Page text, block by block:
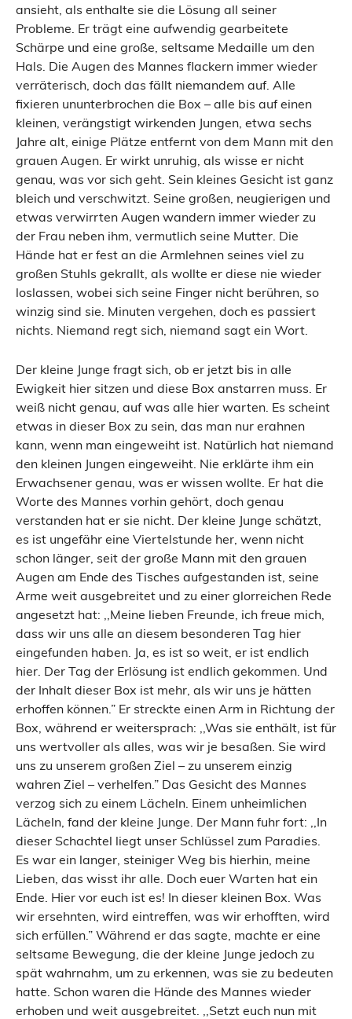
ansieht, als enthalte sie die Lösung all seiner
Probleme. Er trägt eine aufwendig gearbeitete
Schärpe und eine große, seltsame Medaille um den
Hals. Die Augen des Mannes flackern immer wieder
verräterisch, doch das fällt niemandem auf. Alle
fixieren ununterbrochen die Box – alle bis auf einen
kleinen, verängstigt wirkenden Jungen, etwa sechs
Jahre alt, einige Plätze entfernt von dem Mann mit den
grauen Augen. Er wirkt unruhig, als wisse er nicht
genau, was vor sich geht. Sein kleines Gesicht ist ganz
bleich und verschwitzt. Seine großen, neugierigen und
etwas verwirrten Augen wandern immer wieder zu
der Frau neben ihm, vermutlich seine Mutter. Die
Hände hat er fest an die Armlehnen seines viel zu
großen Stuhls gekrallt, als wollte er diese nie wieder
loslassen, wobei sich seine Finger nicht berühren, so
winzig sind sie. Minuten vergehen, doch es passiert
nichts. Niemand regt sich, niemand sagt ein Wort.
Der kleine Junge fragt sich, ob er jetzt bis in alle
Ewigkeit hier sitzen und diese Box anstarren muss. Er
weiß nicht genau, auf was alle hier warten. Es scheint
etwas in dieser Box zu sein, das man nur erahnen
kann, wenn man eingeweiht ist. Natürlich hat niemand
den kleinen Jungen eingeweiht. Nie erklärte ihm ein
Erwachsener genau, was er wissen wollte. Er hat die
Worte des Mannes vorhin gehört, doch genau
verstanden hat er sie nicht. Der kleine Junge schätzt,
es ist ungefähr eine Viertelstunde her, wenn nicht
schon länger, seit der große Mann mit den grauen
Augen am Ende des Tisches aufgestanden ist, seine
Arme weit ausgebreitet und zu einer glorreichen Rede
angesetzt hat: ,,Meine lieben Freunde, ich freue mich,
dass wir uns alle an diesem besonderen Tag hier
eingefunden haben. Ja, es ist so weit, er ist endlich
hier. Der Tag der Erlösung ist endlich gekommen. Und
der Inhalt dieser Box ist mehr, als wir uns je hätten
erhoffen können.” Er streckte einen Arm in Richtung der
Box, während er weitersprach: ,,Was sie enthält, ist für
uns wertvoller als alles, was wir je besaßen. Sie wird
uns zu unserem großen Ziel – zu unserem einzig
wahren Ziel – verhelfen.” Das Gesicht des Mannes
verzog sich zu einem Lächeln. Einem unheimlichen
Lächeln, fand der kleine Junge. Der Mann fuhr fort: ,,In
dieser Schachtel liegt unser Schlüssel zum Paradies.
Es war ein langer, steiniger Weg bis hierhin, meine
Lieben, das wisst ihr alle. Doch euer Warten hat ein
Ende. Hier vor euch ist es! In dieser kleinen Box. Was
wir ersehnten, wird eintreffen, was wir erhofften, wird
sich erfüllen.” Während er das sagte, machte er eine
seltsame Bewegung, die der kleine Junge jedoch zu
spät wahrnahm, um zu erkennen, was sie zu bedeuten
hatte. Schon waren die Hände des Mannes wieder
erhoben und weit ausgebreitet. ,,Setzt euch nun mit